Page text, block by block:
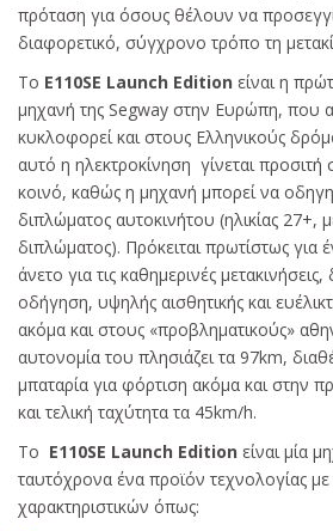
πρόταση για όσους θέλουν να
διαφορετικό, σύγχρονο τρόπο τη
Το Ε110SE Launch Edition είναι η
μηχανή της Segway στην Ευρώπη, που
κυκλοφορεί και στους Ελληνικούς
αυτό η ηλεκτροκίνηση γίνεται προσιτή
κοινό, καθώς η μηχανή μπορεί να
διπλώματος αυτοκινήτου (ηλικίας 27+,
διπλώματος). Πρόκειται πρωτίστως για
άνετο για τις καθημερινές
οδήγηση, υψηλής αισθητικής και
ακόμα και στους «προβληματικούς»
αυτονομία του πλησιάζει τα 97km,
μπαταρία για φόρτιση ακόμα και στην
και τελική ταχύτητα τα 45km/h.
Το Ε110SE Launch Edition είναι μία
ταυτόχρονα ένα προϊόν τεχνολογίας
χαρακτηριστικών όπως: